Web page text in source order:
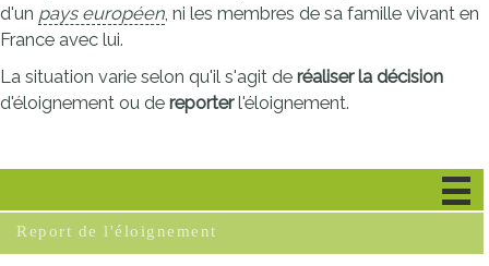
d'un pays européen, ni les membres de sa famille vivant en
France avec lui.
La situation varie selon qu'il s'agit de réaliser la décision
d'éloignement ou de reporterl'éloignement.
Report de l'éloignement